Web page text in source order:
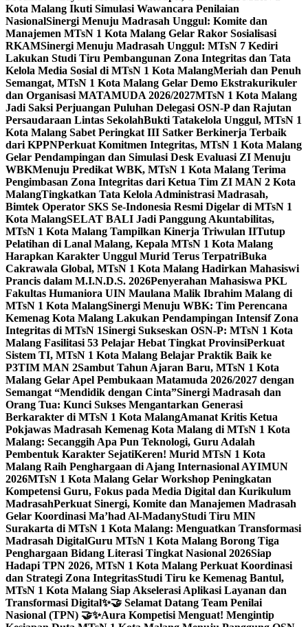
Kota Malang Ikuti Simulasi Wawancara Penilaian
NasionalSinergi Menuju Madrasah Unggul: Komite dan
Manajemen MTsN 1 Kota Malang Gelar Rakor Sosialisasi
RKAMSinergi Menuju Madrasah Unggul: MTsN 7 Kediri
Lakukan Studi Tiru Pembangunan Zona Integritas dan Tata
Kelola Media Sosial di MTsN 1 Kota MalangMeriah dan Penuh
Semangat, MTsN 1 Kota Malang Gelar Demo Ekstrakurikuler
dan Organisasi MATAMUDA 2026/2027MTsN 1 Kota Malang
Jadi Saksi Perjuangan Puluhan Delegasi OSN-P dan Rajutan
Persaudaraan Lintas SekolahBukti Tatakelola Unggul, MTsN 1
Kota Malang Sabet Peringkat III Satker Berkinerja Terbaik
dari KPPNPerkuat Komitmen Integritas, MTsN 1 Kota Malang
Gelar Pendampingan dan Simulasi Desk Evaluasi ZI Menuju
WBKMenuju Predikat WBK, MTsN 1 Kota Malang Terima
Pengimbasan Zona Integritas dari Ketua Tim ZI MAN 2 Kota
MalangTingkatkan Tata Kelola Administrasi Madrasah,
Bimtek Operator SKS Se-Indonesia Resmi Digelar di MTsN 1
Kota MalangSELAT BALI Jadi Panggung Akuntabilitas,
MTsN 1 Kota Malang Tampilkan Kinerja Triwulan IITutup
Pelatihan di Lanal Malang, Kepala MTsN 1 Kota Malang
Harapkan Karakter Unggul Murid Terus TerpatriBuka
Cakrawala Global, MTsN 1 Kota Malang Hadirkan Mahasiswi
Prancis dalam M.I.N.D.S. 2026Penyerahan Mahasiswa PKL
Fakultas Humaniora UIN Maulana Malik Ibrahim Malang di
MTsN 1 Kota MalangSinergi Menuju WBK: Tim Perencana
Kemenag Kota Malang Lakukan Pendampingan Intensif Zona
Integritas di MTsN 1Sinergi Sukseskan OSN-P: MTsN 1 Kota
Malang Fasilitasi 53 Pelajar Hebat Tingkat ProvinsiPerkuat
Sistem TI, MTsN 1 Kota Malang Belajar Praktik Baik ke
P3TIM MAN 2Sambut Tahun Ajaran Baru, MTsN 1 Kota
Malang Gelar Apel Pembukaan Matamuda 2026/2027 dengan
Semangat “Mendidik dengan Cinta”Sinergi Madrasah dan
Orang Tua: Kunci Sukses Mengantarkan Generasi
Berkarakter di MTsN 1 Kota MalangAmanat Kritis Ketua
Pokjawas Madrasah Kemenag Kota Malang di MTsN 1 Kota
Malang: Secanggih Apa Pun Teknologi, Guru Adalah
Pembentuk Karakter SejatiKeren! Murid MTsN 1 Kota
Malang Raih Penghargaan di Ajang Internasional AYIMUN
2026MTsN 1 Kota Malang Gelar Workshop Peningkatan
Kompetensi Guru, Fokus pada Media Digital dan Kurikulum
MadrasahPerkuat Sinergi, Komite dan Manajemen Madrasah
Gelar Koordinasi Ma’had Al-MadanyStudi Tiru MIN
Surakarta di MTsN 1 Kota Malang: Menguatkan Transformasi
Madrasah DigitalGuru MTsN 1 Kota Malang Borong Tiga
Penghargaan Bidang Literasi Tingkat Nasional 2026Siap
Hadapi TPN 2026, MTsN 1 Kota Malang Perkuat Koordinasi
dan Strategi Zona IntegritasStudi Tiru ke Kemenag Bantul,
MTsN 1 Kota Malang Siap Akselerasi Aplikasi Layanan dan
Transformasi Digital✨🤝 Selamat Datang Team Penilai
Nasional (TPN) 🤝✨Aura Kompetisi Menguat! Mengintip